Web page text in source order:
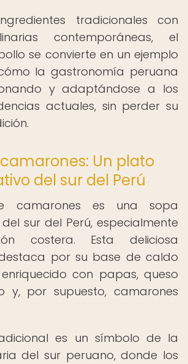
tradicionales con
contemporáneas, el
se convierte en un ejemplo
la gastronomía peruana
y adaptándose a los
actuales, sin perder su
Un plato
del sur del Perú
camarones es una sopa
sur del Perú, especialmente
costera. Esta deliciosa
por su base de caldo
con papas, queso
y, por supuesto, camarones
es un símbolo de la
del sur peruano, donde los